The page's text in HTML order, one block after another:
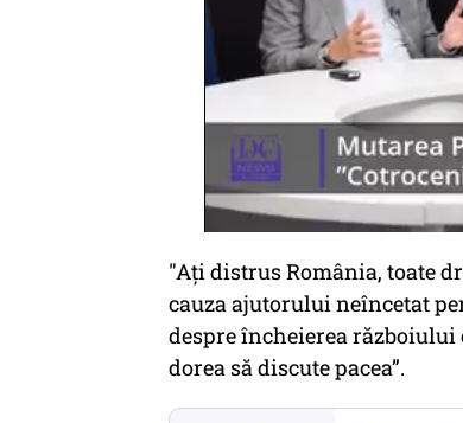
"Ați distrus România, toate
cauza ajutorului neîncetat
despre încheierea războiului
dorea să discute pacea”.